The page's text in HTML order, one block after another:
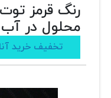
موادشیمیایی
رنگ
مطالب
سوالات متداول
رنگ قرمز
محلول در آب
تخفیف خرید